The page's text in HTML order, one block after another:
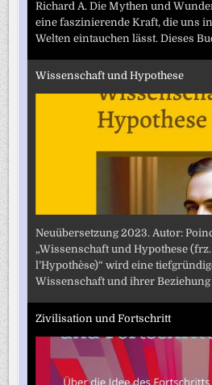
Richard A. Die Mythen und
eine faszinierende Kraft, die uns
Welten eintauchen lässt. Dieses
Wissenschaft und Hypothese
Neuübersetzung 2023. Autor:
„Wissenschaft und Hypothese
l’Hypothèse)“ wird eine
Wissenschaft und ihrer
Zivilisation und Fortschritt